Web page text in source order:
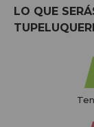
Cobertor de escova
LO QUE